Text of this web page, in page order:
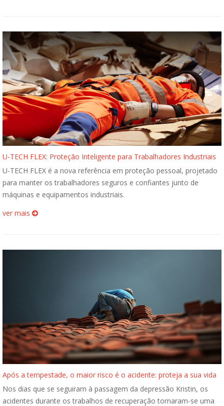
U-TECH FLEX: Proteção Inteligente para Trabalhadores Industriais
U-TECH FLEX é a nova referência em proteção pessoal, projetado
para manter os trabalhadores seguros e confiantes junto de
máquinas e equipamentos industriais.
ver mais
Após a tempestade, o maior risco é o acidente: proteja a sua vida
Nos dias que se seguiram à passagem da depressão Kristin, os
acidentes durante os trabalhos de recuperação tornaram-se uma